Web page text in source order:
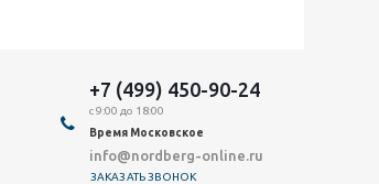
+7 (499) 450-90-24
с 9:00 до 18:00
Время Московское
info@nordberg-online.ru
ЗАКАЗАТЬ ЗВОНОК